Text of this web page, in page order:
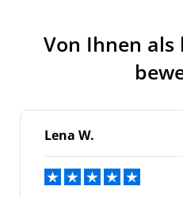
Von Ihnen
Lena W.